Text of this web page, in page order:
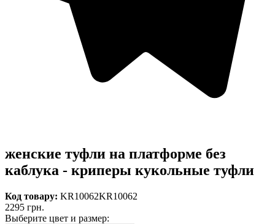
женские туфли на платформе без
каблука - криперы кукольные туфли
Код товару: KR10062KR10062
2295 грн.
Выберите цвет и размер: